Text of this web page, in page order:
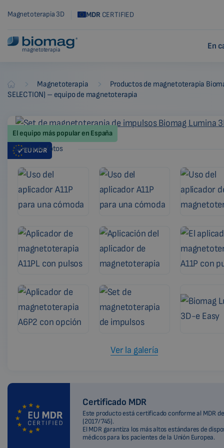
Magnetoterapia 3D MDRCERTIFIED
magnetoterapia En
Biomag Magnetoterapia
Productos de magnetoterapia
SELECTION) – equipo de magnetoterapia
El equipo más popular en España
EUMDR
Galería de fotos
Ver la galería
Certificado MDR
Este producto está certificado conforme al MDR
(2017/745).
El MDR garantiza los más altos estándares de
médicos para los pacientes de la Unión Europea.